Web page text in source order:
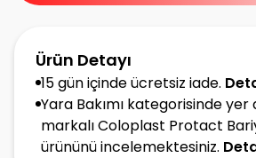
Ürün Detayı
15 gün içinde ücretsiz iade.
Yara Bakımı kategorisinde yer
markalı Coloplast Protact
ürününü incelemektesiniz.